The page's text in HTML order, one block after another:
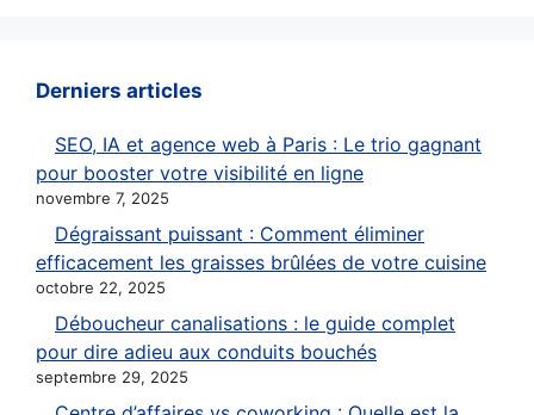
Derniers articles
SEO, IA et agence web à Paris : Le trio gagnant
pour booster votre visibilité en ligne
novembre 7, 2025
Dégraissant puissant : Comment éliminer
efficacement les graisses brûlées de votre cuisine
octobre 22, 2025
Déboucheur canalisations : le guide complet
pour dire adieu aux conduits bouchés
septembre 29, 2025